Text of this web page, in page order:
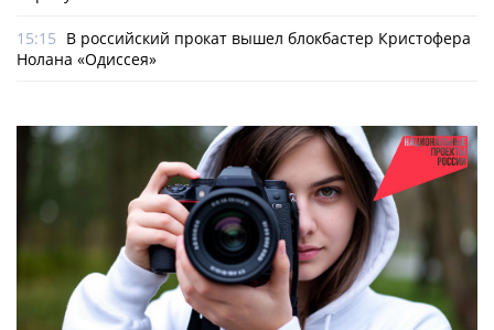
15:15 В российский прокат вышел блокбастер Кристофера
Нолана «Одиссея»